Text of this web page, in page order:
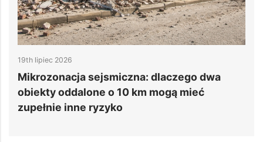
19th lipiec 2026
Mikrozonacja sejsmiczna: dlaczego dwa
obiekty oddalone o 10 km mogą mieć
zupełnie inne ryzyko